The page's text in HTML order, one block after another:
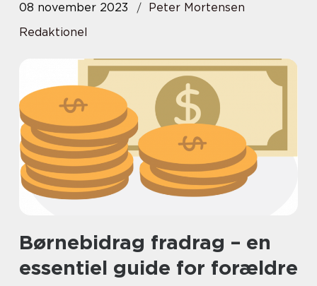
08 november 2023
Peter Mortensen
Redaktionel
Børnebidrag fradrag – en
essentiel guide for forældre